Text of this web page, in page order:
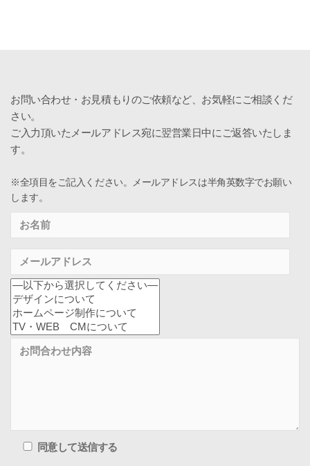
お問い合わせ・お見積もりのご依頼など、お気軽にご相談くだ
さい。
ご入力頂いたメールアドレス宛に翌営業日中にご返答いたしま
す。
※全項目をご記入ください。メールアドレスは半角英数字でお願い
します。
同意して送信する